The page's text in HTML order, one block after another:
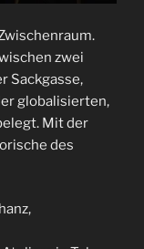
zwei
Sackgasse,
globalisierten,
Mit der
des